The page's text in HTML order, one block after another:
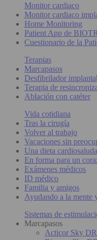
Monitor cardiaco
Monitor cardiaco
Home Monitoring
Patient App de
Cuestionario de la
Terapias
Marcapasos
Desfibrilador
Terapia de
Ablación con catéter
Vida cotidiana
Tras la cirugía
Volver al trabajo
Vacaciones sin
Una dieta
En forma para un
Exámenes médicos
ID médico
Familia y amigos
Ayudando a la mente
Sistemas de
Marcapasos
Acticor Sky